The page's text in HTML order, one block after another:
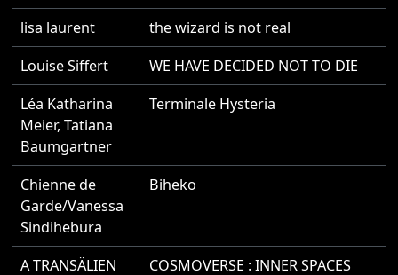
lisa laurent
the wizard is not real
Louise Siffert
WE HAVE DECIDED NOT TO DIE
Léa Katharina
Meier, Tatiana
Baumgartner
Terminale Hysteria
Chienne de
Garde/Vanessa
Sindihebura
Biheko
A TRANSÄLIEN
COSMOVERSE : INNER SPACES